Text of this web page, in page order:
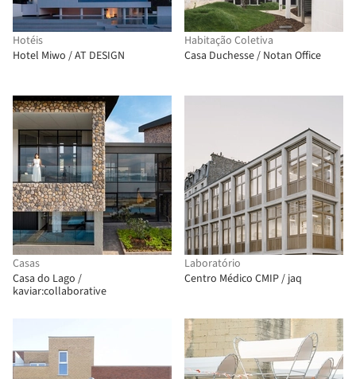
Hotéis
Hotel Miwo / AT DESIGN
Habitação Coletiva
Casa Duchesse / Notan Office
Casas
Casa do Lago /
kaviar:collaborative
Laboratório
Centro Médico CMIP / jaq